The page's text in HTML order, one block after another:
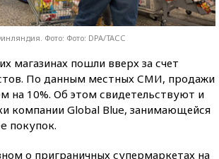
Фото: Фото: DPA/ТАСС
магазинах пошли вверх за счет
По данным местных СМИ, продажи
на 10%. Об этом свидетельствуют и
компании Global Blue, занимающейся
покупок.
о приграничных супермаркетах на